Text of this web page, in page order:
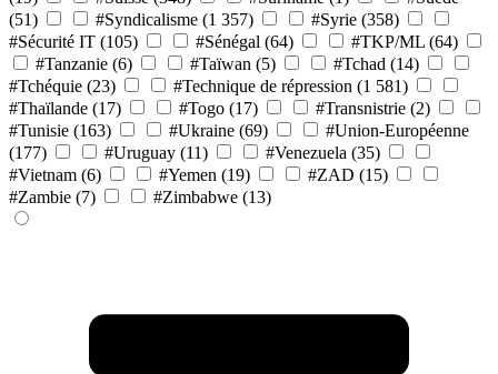
(51)
#Syndicalisme (1 357) #Syrie (358)
#Sécurité IT (105) #Sénégal (64) #TKP/ML (64)
#Tanzanie (6) #Taïwan (5) #Tchad (14)
#Tchéquie (23) #Technique de répression (1 581)
#Thaïlande (17) #Togo (17) #Transnistrie (2)
#Tunisie (163) #Ukraine (69)
#Union-Européenne
(177)
#Uruguay (11) #Venezuela (35)
#Vietnam (6) #Yemen (19) #ZAD (15)
#Zambie (7) #Zimbabwe (13)